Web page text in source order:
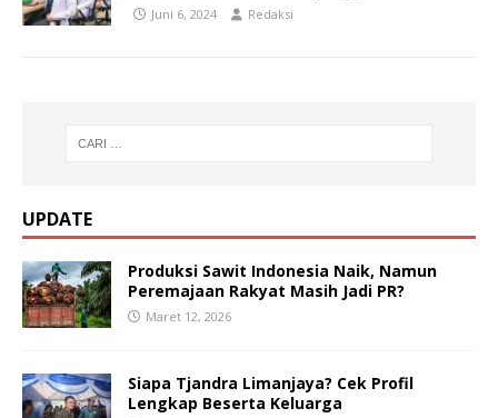
Juni 6, 2024 Redaksi
UPDATE
Produksi Sawit Indonesia Naik, Namun
Peremajaan Rakyat Masih Jadi PR?
Maret 12, 2026
Siapa Tjandra Limanjaya? Cek Profil
Lengkap Beserta Keluarga